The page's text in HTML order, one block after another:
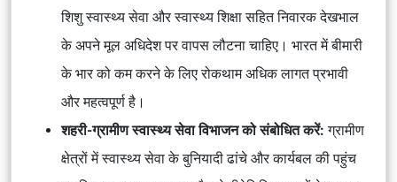
शिशु स्वास्थ्य सेवा और स्वास्थ्य शिक्षा सहित निवारक देखभाल
के अपने मूल अधिदेश पर वापस लौटना चाहिए। भारत में बीमारी
के भार को कम करने के लिए रोकथाम अधिक लागत प्रभावी
और महत्वपूर्ण है।
शहरी-ग्रामीण स्वास्थ्य सेवा विभाजन को संबोधित करें:ग्रामीण
क्षेत्रों में स्वास्थ्य सेवा के बुनियादी ढांचे और कार्यबल की पहुंच